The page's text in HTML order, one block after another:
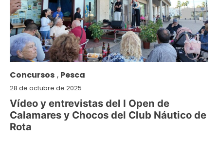
Concursos , Pesca
28 de octubre de 2025
Vídeo y entrevistas del I Open de
Calamares y Chocos del Club Náutico de
Rota